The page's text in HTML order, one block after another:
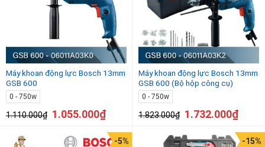
Máy khoan động lực Bosch 13mm
GSB 600
0 - 750w
1.110.000₫ 1.055.000₫
Máy khoan động lực Bosch 13mm
GSB 600 (Bộ hộp công cụ)
0 - 750w
1.823.000₫ 1.732.000₫
-5% -15%